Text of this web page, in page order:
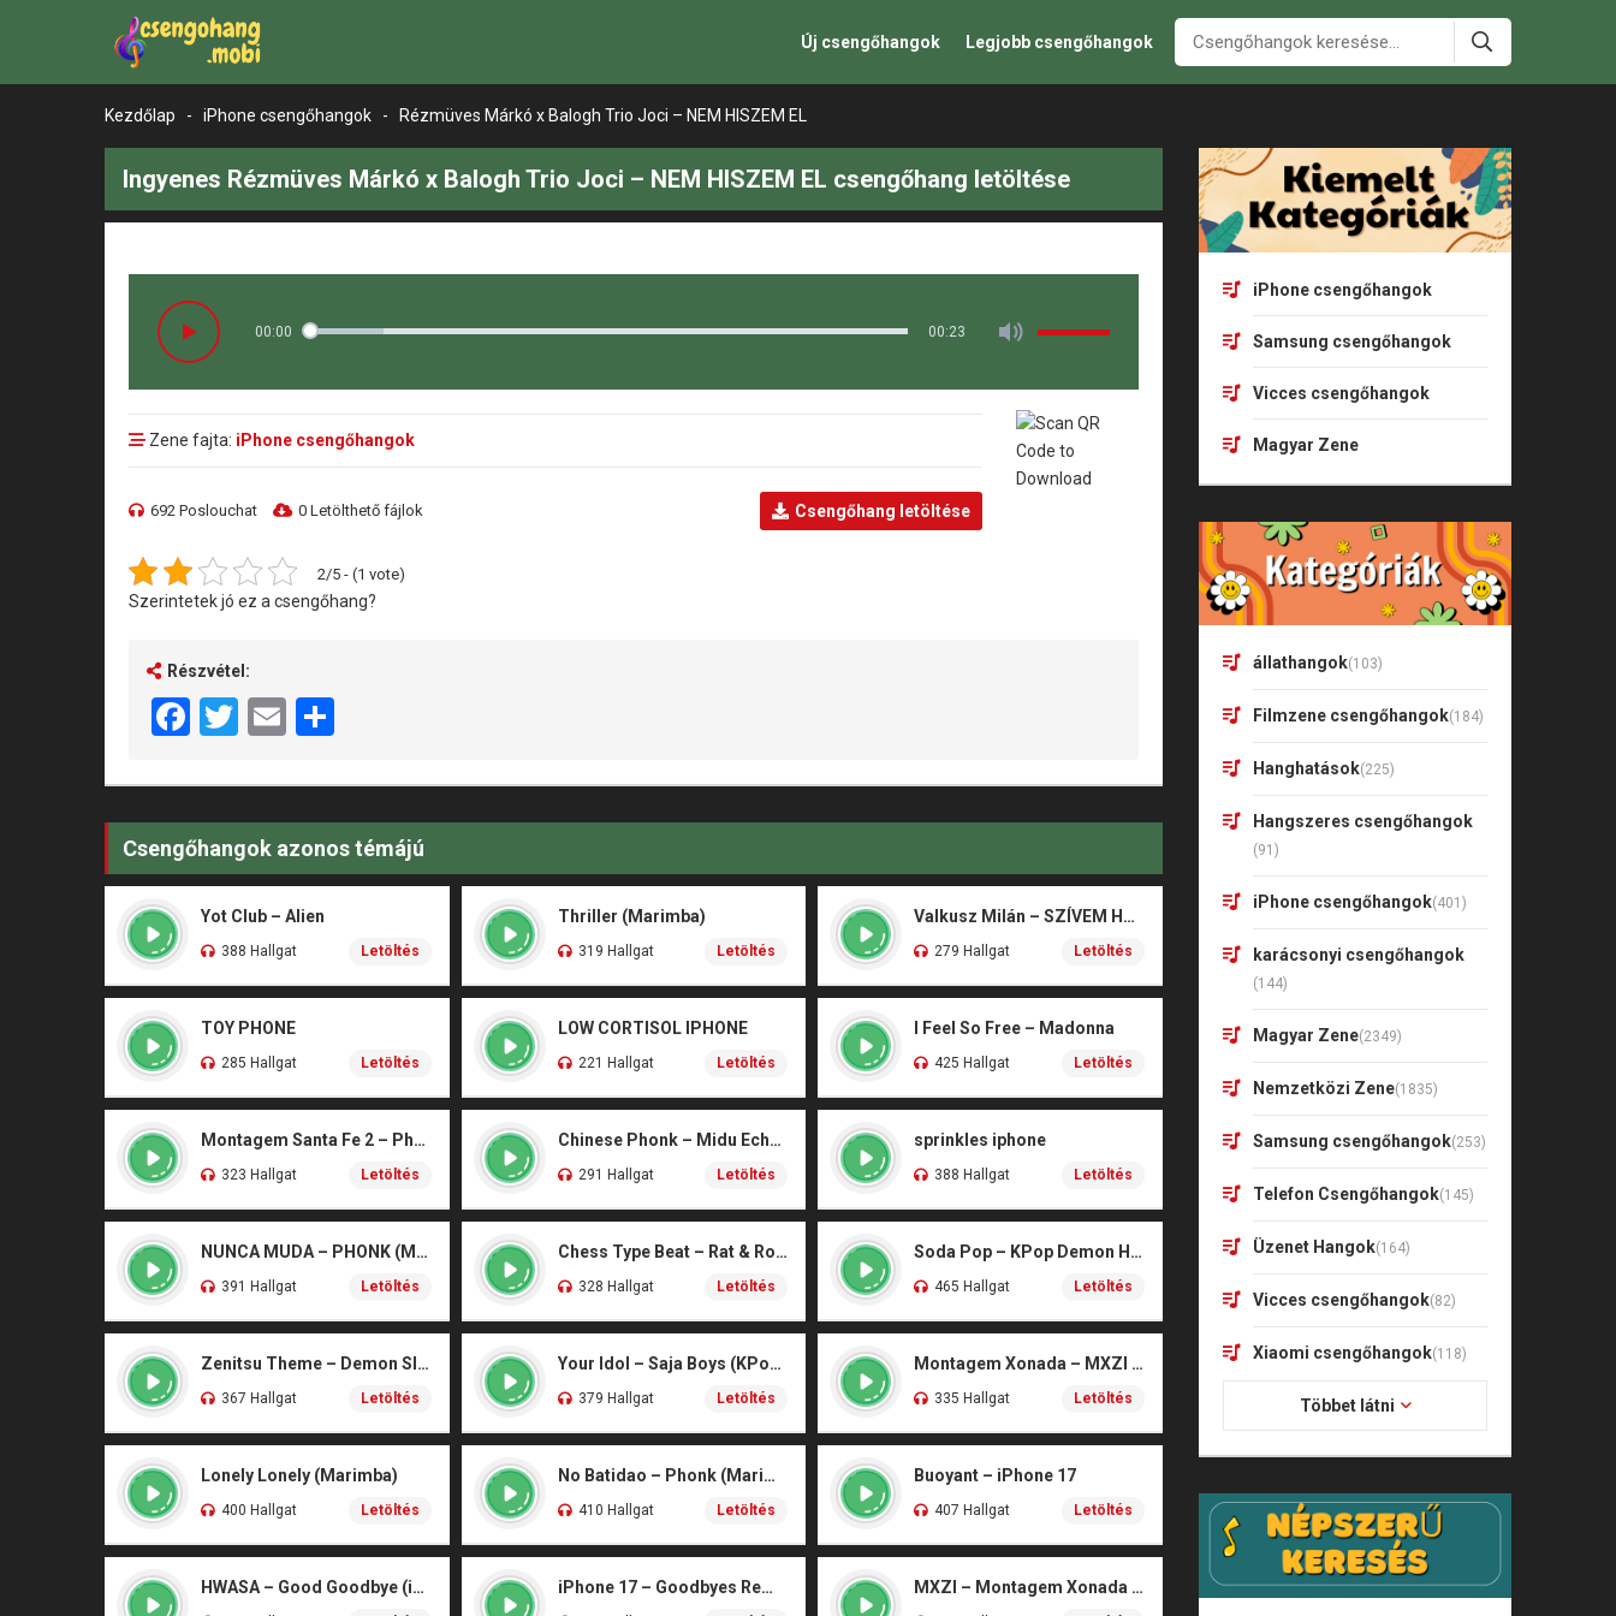
Új csengőhangok Legjobb csengőhangok
Kezdőlap - iPhone csengőhangok - Rézmüves Márkó x Balogh Trio Joci – NEM HISZEM EL
Ingyenes Rézmüves Márkó x Balogh Trio Joci – NEM HISZEM EL csengőhang letöltése
00:00 00:23
Zene fajta: iPhone csengőhangok
692 Poslouchat 0 Letölthető fájlok Csengőhang letöltése
2/5 - (1 vote)
Szerintetek jó ez a csengőhang?
Részvétel:
Facebook
Twitter
Email
Csengőhangok azonos témájú
Yot Club – Alien
388 Hallgat Letöltés
Thriller (Marimba)
319 Hallgat Letöltés
Valkusz Milán – SZÍVEM HALK SZAVA
279 Hallgat Letöltés
TOY PHONE
285 Hallgat Letöltés
LOW CORTISOL IPHONE
221 Hallgat Letöltés
I Feel So Free – Madonna
425 Hallgat Letöltés
Montagem Santa Fe 2 – Phonk (iPhone)
323 Hallgat Letöltés
Chinese Phonk – Midu Echoing (Marimba)
291 Hallgat Letöltés
sprinkles iphone
388 Hallgat Letöltés
NUNCA MUDA – PHONK (Marimba)
391 Hallgat Letöltés
Chess Type Beat – Rat & Roblox Dance (iPhone)
328 Hallgat Letöltés
Soda Pop – KPop Demon Hunters (Marimba)
465 Hallgat Letöltés
Zenitsu Theme – Demon Slayer (Marimba)
367 Hallgat Letöltés
Your Idol – Saja Boys (KPop Demon Hunters iPhone)
379 Hallgat Letöltés
Montagem Xonada – MXZI (iPhone)
335 Hallgat Letöltés
Lonely Lonely (Marimba)
400 Hallgat Letöltés
No Batidao – Phonk (Marimba)
410 Hallgat Letöltés
Buoyant – iPhone 17
407 Hallgat Letöltés
HWASA – Good Goodbye (iPhone) iPhone 17 – Goodbyes Remix MXZI – Montagem Xonada (iPhone)
iPhone csengőhangok
Samsung csengőhangok
Vicces csengőhangok
Magyar Zene
állathangok(103)
Filmzene csengőhangok(184)
Hanghatások(225)
Hangszeres csengőhangok
(91)
iPhone csengőhangok(401)
karácsonyi csengőhangok
(144)
Magyar Zene(2349)
Nemzetközi Zene(1835)
Samsung csengőhangok(253)
Telefon Csengőhangok(145)
Üzenet Hangok(164)
Vicces csengőhangok(82)
Xiaomi csengőhangok(118)
Többet látni